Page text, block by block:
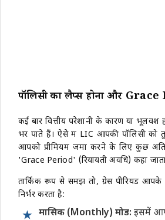
पॉलिसी का लैप्स होना और
कई बार वित्तीय परेशानी के कारण या भूलवश
भर पाते हैं। ऐसे में LIC आपकी पॉलिसी को
आपको प्रीमियम जमा करने के लिए कुछ
'Grace Period' (रियायती अवधि) कहा
तार्किक रूप से समझें तो, ग्रेस पीरियड आपके
निर्भर करता है:
मासिक (Monthly) मोड: इसमें